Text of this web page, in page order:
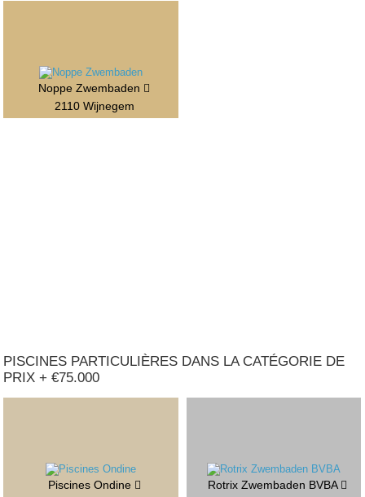
Noppe Zwembaden
2110 Wijnegem
PISCINES PARTICULIÈRES DANS LA CATÉGORIE DE
PRIX + €75.000
Piscines Ondine
Rotrix Zwembaden BVBA